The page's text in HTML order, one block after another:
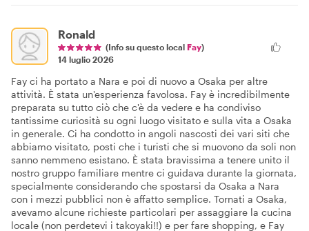
Ronald
(Info su questo local Fay)
14 luglio 2026
Fay ci ha portato a Nara e poi di nuovo a Osaka per altre
attività. È stata un'esperienza favolosa. Fay è incredibilmente
preparata su tutto ciò che c'è da vedere e ha condiviso
tantissime curiosità su ogni luogo visitato e sulla vita a Osaka
in generale. Ci ha condotto in angoli nascosti dei vari siti che
abbiamo visitato, posti che i turisti che si muovono da soli non
sanno nemmeno esistano. È stata bravissima a tenere unito il
nostro gruppo familiare mentre ci guidava durante la giornata,
specialmente considerando che spostarsi da Osaka a Nara
con i mezzi pubblici non è affatto semplice. Tornati a Osaka,
avevamo alcune richieste particolari per assaggiare la cucina
locale (non perdetevi i takoyaki!!) e per fare shopping, e Fay